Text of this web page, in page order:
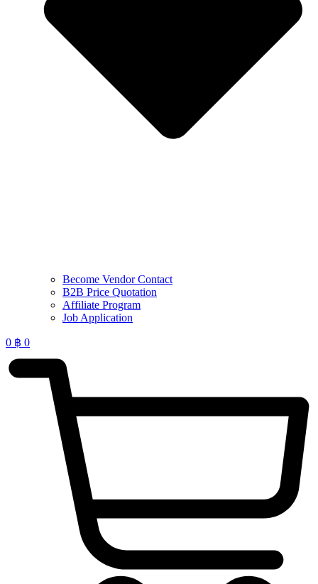
Become Vendor Contact
B2B Price Quotation
Affiliate Program
Job Application
0 ฿ 0